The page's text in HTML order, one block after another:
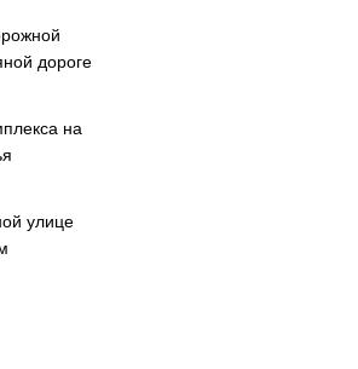
дороге
на
улице